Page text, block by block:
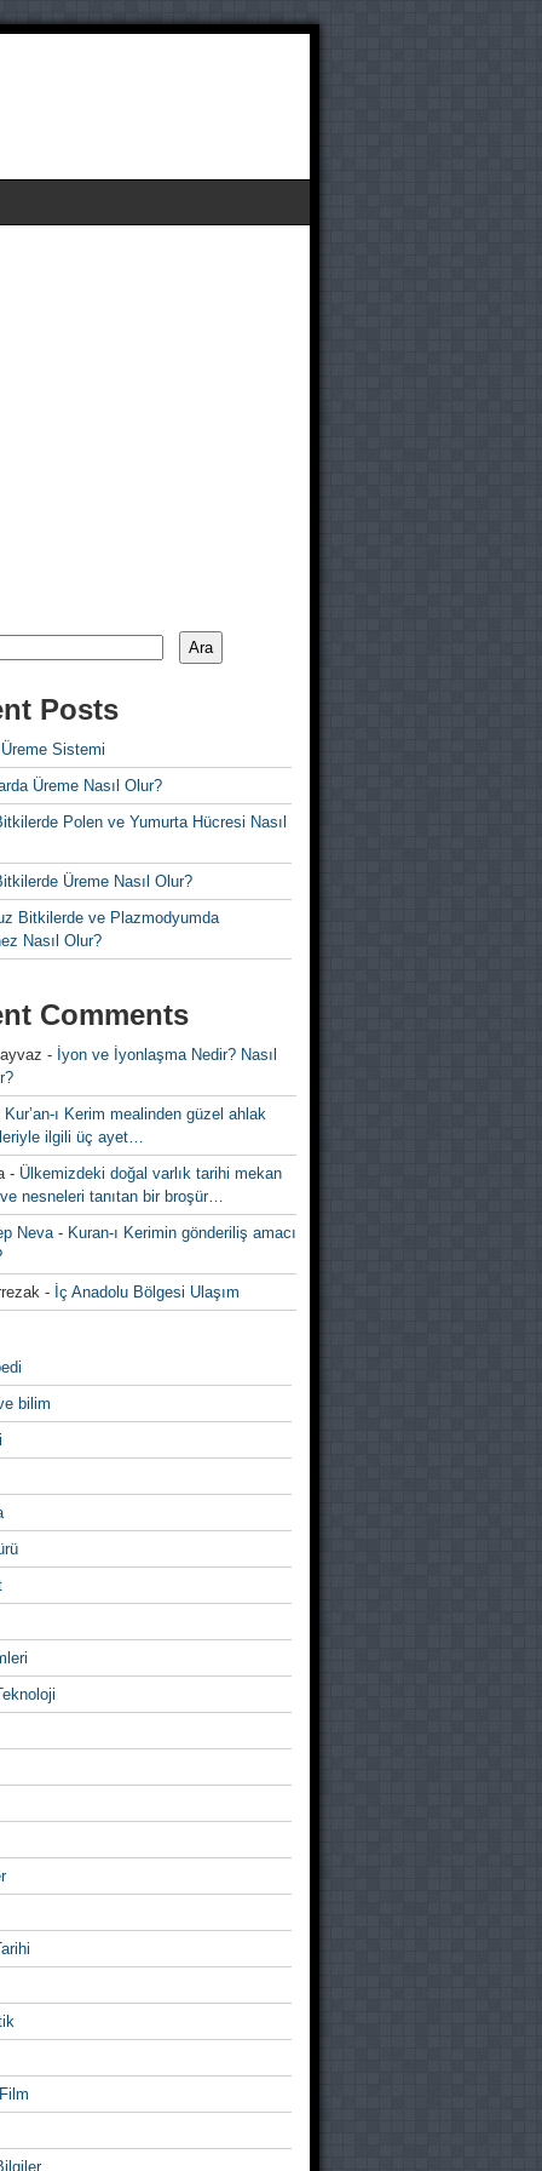
Ara
Posts
Sistemi
Üreme Nasıl Olur?
Polen ve Yumurta Hücresi Nasıl
Üreme Nasıl Olur?
Bitkilerde ve Plazmodyumda
Nasıl Olur?
Comments
- İyon ve İyonlaşma Nedir? Nasıl
Kur’an-ı Kerim mealinden güzel ahlak
ilgili üç ayet…
- Ülkemizdeki doğal varlık tarihi mekan
nesneleri tanıtan bir broşür…
Neva- Kuran-ı Kerimin gönderiliş amacı
- İç Anadolu Bölgesi Ulaşım
bilim